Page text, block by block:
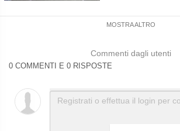
MOSTRA ALTRO
Commenti dagli utenti
0 COMMENTI E 0 RISPOSTE